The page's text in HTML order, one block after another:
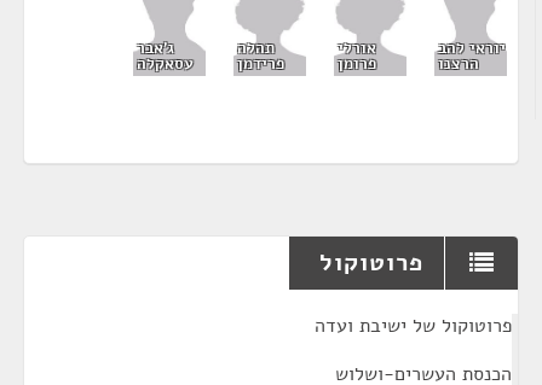
יוראי להב
הרצנו
אורלי
פרומן
תהלה
פרידמן
ג'אבר
עסאקלה
פרוטוקול
פרוטוקול של ישיבת ועדה
הכנסת העשרים-ושלוש